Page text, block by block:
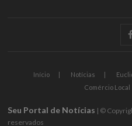
Início Notícias
Comércio Local
Seu Portal de Notícias | ©
reservados